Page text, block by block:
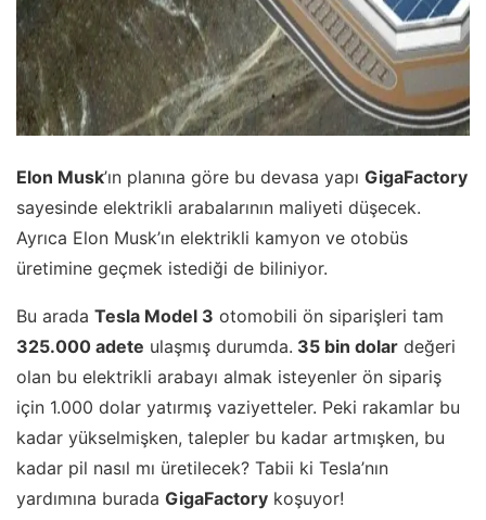
Elon Musk’ın planına göre bu devasa yapı GigaFactory
sayesinde elektrikli arabalarının maliyeti düşecek.
Ayrıca Elon Musk’ın elektrikli kamyon ve otobüs
üretimine geçmek istediği de biliniyor.
Bu arada Tesla Model 3 otomobili ön siparişleri tam
325.000 adete ulaşmış durumda. 35 bin dolar değeri
olan bu elektrikli arabayı almak isteyenler ön sipariş
için 1.000 dolar yatırmış vaziyetteler. Peki rakamlar bu
kadar yükselmişken, talepler bu kadar artmışken, bu
kadar pil nasıl mı üretilecek? Tabii ki Tesla’nın
yardımına burada GigaFactory koşuyor!